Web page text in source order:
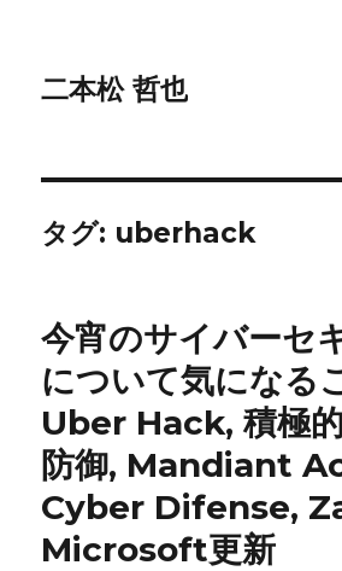
二本松 哲也
タグ: uberhack
今宵のサイバーセ
について気になる
Uber Hack, 積極
防御, Mandiant
Cyber Difense,
Microsoft更新